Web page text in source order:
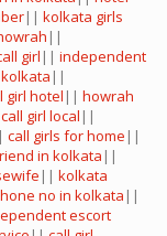
|| kolkata girls
||
girl || independent
||
girl hotel || howrah
call girl local ||
call girls for home ||
in kolkata ||
|| kolkata
no in kolkata ||
escort